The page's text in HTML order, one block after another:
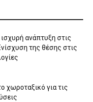
ανάπτυξη στις
της θέσης στις
χωροταξικό για τις